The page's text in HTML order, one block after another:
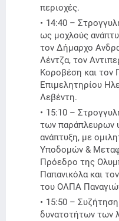
περιοχές.
14:40 –
ως μοχλούς
τον Δήμαρχο
Λέντζα, τον
Κοροβέση και τον
Επιμελητηρίου
Λεβέντη.
15:10 –
των παράπλευρων
ανάπτυξη, με
Υποδομών &
Πρόεδρο της
Παπανικόλα και
του ΟΛΠΑ
15:50 –
δυνατοτήτων των